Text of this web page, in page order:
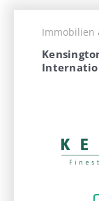
Immobilien